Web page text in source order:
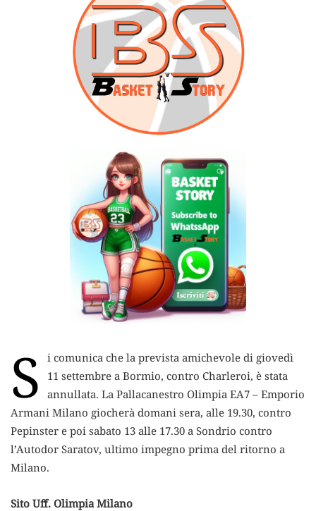
S
i comunica che la prevista amichevole di giovedì
11 settembre a Bormio, contro Charleroi, è stata
annullata. La Pallacanestro Olimpia EA7 – Emporio
Armani Milano giocherà domani sera, alle 19.30, contro
Pepinster e poi sabato 13 alle 17.30 a Sondrio contro
l’Autodor Saratov, ultimo impegno prima del ritorno a
Milano.
Sito Uff. Olimpia Milano